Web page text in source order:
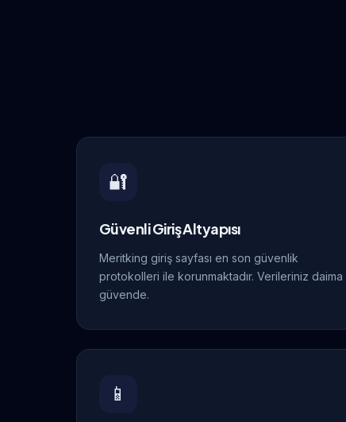
🔐
Güvenli Giriş Altyapısı
Meritking giriş sayfası en son güvenlik
protokolleri ile korunmaktadır. Verileriniz daima
güvende.
📱